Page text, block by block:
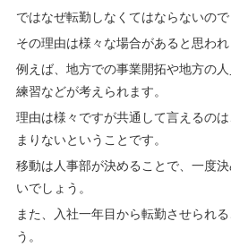
ではなぜ転勤しなくてはならないので
その理由は様々な場合があると思われ
例えば、地方での事業開拓や地方の
練習などが考えられます。
理由は様々ですが共通して言えるの
まりないということです。
移動は人事部が決めることで、一度
いでしょう。
また、入社一年目から転勤させられ
う。